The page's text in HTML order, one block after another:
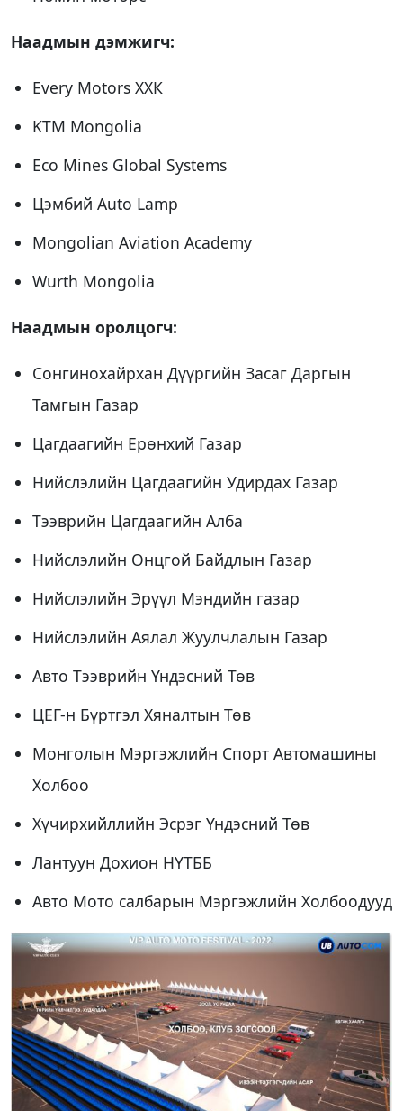
Наадмын дэмжигч:
Every Motors ХХК
KTM Mongolia
Eco Mines Global Systems
Цэмбий Auto Lamp
Mongolian Aviation Academy
Wurth Mongolia
Наадмын оролцогч:
Сонгинохайрхан Дүүргийн Засаг Даргын
Тамгын Газар
Цагдаагийн Ерөнхий Газар
Нийслэлийн Цагдаагийн Удирдах Газар
Тээврийн Цагдаагийн Алба
Нийслэлийн Онцгой Байдлын Газар
Нийслэлийн Эрүүл Мэндийн газар
Нийслэлийн Аялал Жуулчлалын Газар
Авто Тээврийн Үндэсний Төв
ЦЕГ-н Бүртгэл Хяналтын Төв
Монголын Мэргэжлийн Спорт Автомашины
Холбоо
Хүчирхийллийн Эсрэг Үндэсний Төв
Лантуун Дохион НҮТББ
Авто Мото салбарын Мэргэжлийн Холбоодууд